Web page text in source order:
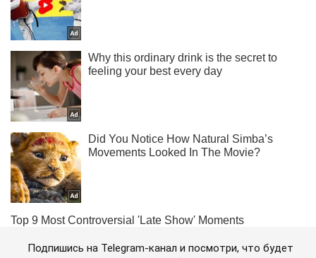
Подпишись на Telegram-канал и посмотри, что будет